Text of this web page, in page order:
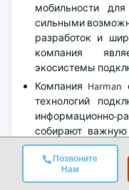
Позвоните
Нам
мобильности
сильными
разработок и
компания
экосистемы
Компания Harman
технологий
информационно-
собирают
транспортных
обновления OTA